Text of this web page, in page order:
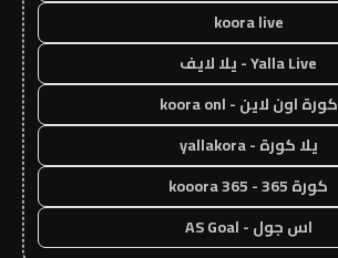
koora live
Yalla Live - يلا لايف
كورة اون لاين - koora onl
يلا كورة - yallakora
كورة 365 - kooora 365
اس جول - AS Goal